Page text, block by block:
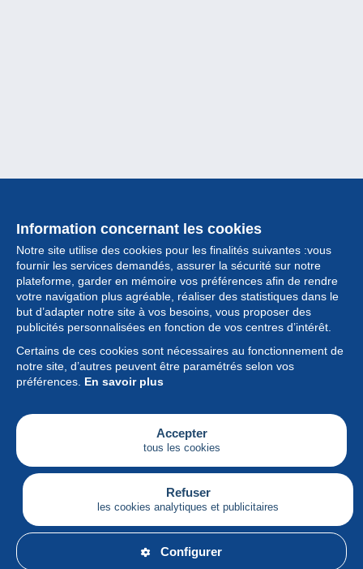
Information concernant les cookies
Notre site utilise des cookies pour les finalités suivantes :vous
fournir les services demandés, assurer la sécurité sur notre
plateforme, garder en mémoire vos préférences afin de rendre
votre navigation plus agréable, réaliser des statistiques dans le
but d’adapter notre site à vos besoins, vous proposer des
publicités personnalisées en fonction de vos centres d’intérêt.
Certains de ces cookies sont nécessaires au fonctionnement de
notre site, d’autres peuvent être paramétrés selon vos
préférences. En savoir plus
Accepter
tous les cookies
Refuser
les cookies analytiques et publicitaires
Configurer
Collection
Actualités
Fonctionnalités
Société
Services
Articles
Français